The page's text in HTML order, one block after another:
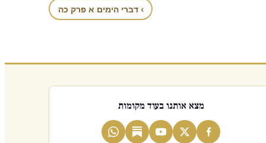
› דברי הימים א פרק כה
מצא אותנו בעוד מקומות